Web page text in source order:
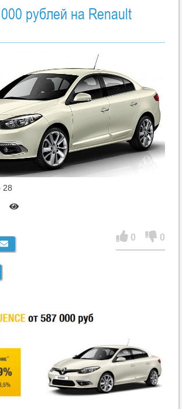
рублей на Renault
28
0 0